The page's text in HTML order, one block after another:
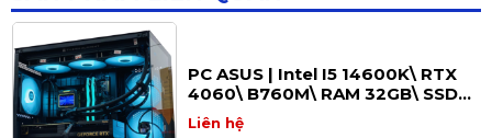
PC ASUS | Intel I5 14600K\ RTX
4060\ B760M\ RAM 32GB\ SSD
1TB
Liên hệ